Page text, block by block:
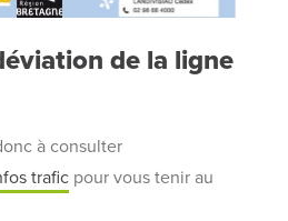
de la ligne
à consulter
trafic pour vous tenir au